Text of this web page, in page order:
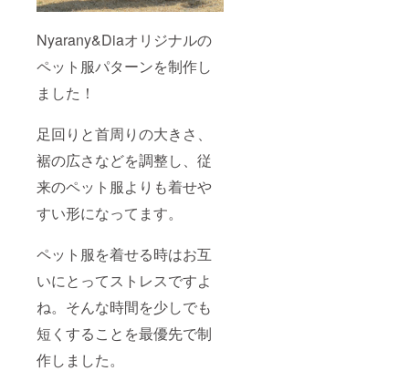
Nyarany&Diaオリジナルの
ペット服パターンを制作し
ました！
足回りと首周りの大きさ、
裾の広さなどを調整し、従
来のペット服よりも着せや
すい形になってます。
ペット服を着せる時はお互
いにとってストレスですよ
ね。そんな時間を少しでも
短くすることを最優先で制
作しました。